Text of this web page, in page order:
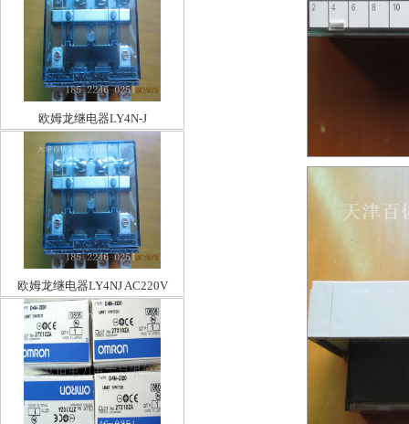
欧姆龙继电器LY4N-J
欧姆龙继电器LY4NJ AC220V